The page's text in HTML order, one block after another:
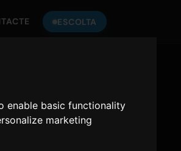
enable basic functionality
marketing
ESCOLTA